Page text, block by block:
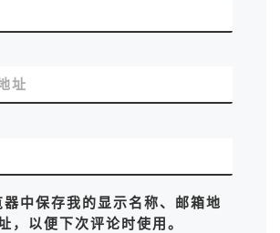
址
器中保存我的显示名称、邮箱地
，以便下次评论时使用。